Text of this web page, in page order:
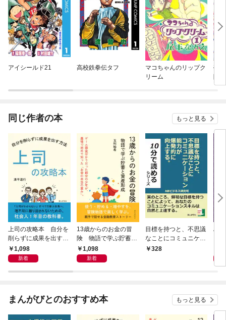
アイシールド21 高校鉄拳伝タフ
マコちゃんのリップク
リーム
売
れ
同じ作者の本 もっと見る
上司の攻略本 自分を
削らずに成果を出す方
法1,098
新着
13歳からのお金の冒
険 物語で学ぶ貯蓄と
資産形成
1,098
新着
目標を持つと、不思議
なことにコミュニケー
ション能力が爆発的に
328
Al
まんがびとのおすすめ本 もっと見る